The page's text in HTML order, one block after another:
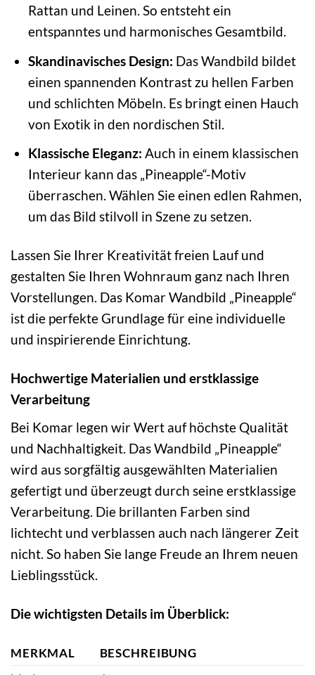
Rattan und Leinen. So entsteht ein
entspanntes und harmonisches Gesamtbild.
Skandinavisches Design: Das Wandbild bildet
einen spannenden Kontrast zu hellen Farben
und schlichten Möbeln. Es bringt einen Hauch
von Exotik in den nordischen Stil.
Klassische Eleganz: Auch in einem klassischen
Interieur kann das „Pineapple“-Motiv
überraschen. Wählen Sie einen edlen Rahmen,
um das Bild stilvoll in Szene zu setzen.
Lassen Sie Ihrer Kreativität freien Lauf und
gestalten Sie Ihren Wohnraum ganz nach Ihren
Vorstellungen. Das Komar Wandbild „Pineapple“
ist die perfekte Grundlage für eine individuelle
und inspirierende Einrichtung.
Hochwertige Materialien und erstklassige
Verarbeitung
Bei Komar legen wir Wert auf höchste Qualität
und Nachhaltigkeit. Das Wandbild „Pineapple“
wird aus sorgfältig ausgewählten Materialien
gefertigt und überzeugt durch seine erstklassige
Verarbeitung. Die brillanten Farben sind
lichtecht und verblassen auch nach längerer Zeit
nicht. So haben Sie lange Freude an Ihrem neuen
Lieblingsstück.
Die wichtigsten Details im Überblick:
MERKMAL
BESCHREIBUNG